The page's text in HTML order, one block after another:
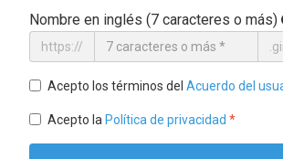
Nombre en inglés (7 caracteres o más)
https://
Acepto los términos del Acuerdo del
Acepto la Política de privacidad *